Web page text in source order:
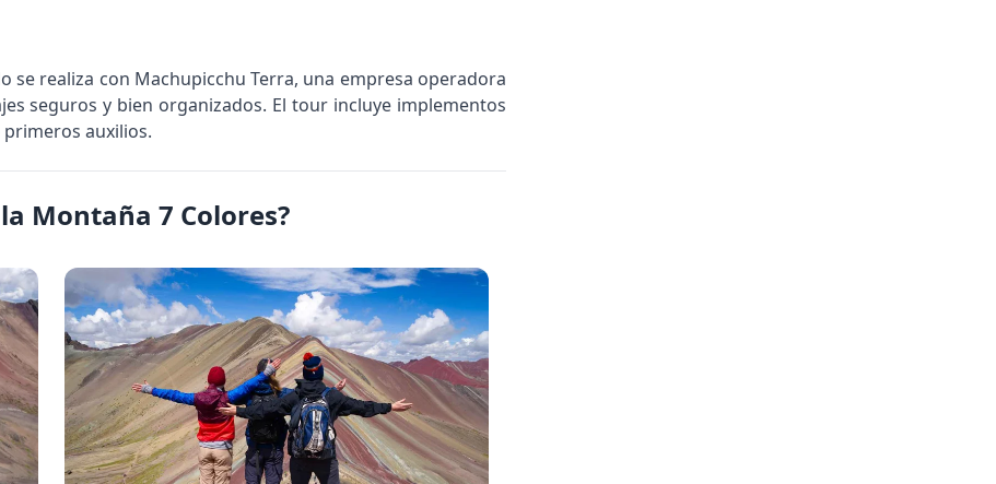
se realiza con Machupicchu Terra, una empresa operadora
seguros y bien organizados. El tour incluye implementos
auxilios.
Montaña 7 Colores?